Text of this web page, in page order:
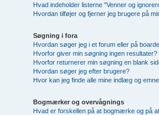
Hvad indeholder listerne "Venner og
Hvordan tilføjer og fjerner jeg brugere på
Søgning i fora
Hvordan søger jeg i et forum eller på
Hvorfor giver min søgning ingen resultater?
Hvorfor returnerer min søgning en blank
Hvordan søger jeg efter brugere?
Hvor kan jeg finde alle mine indlæg og
Bogmærker og overvågnings
Hvad er forskellen på at bogmærke og på